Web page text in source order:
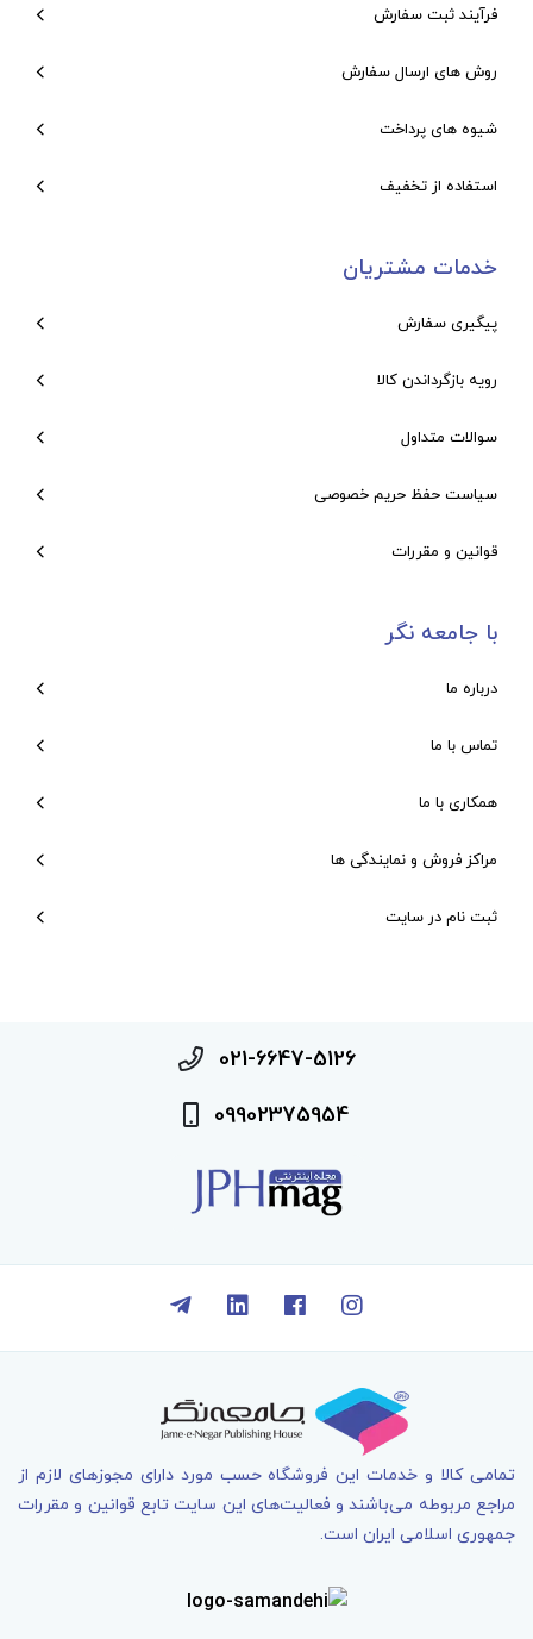
فرآیند ثبت سفارش
روش های ارسال سفارش
شیوه های پرداخت
استفاده از تخفیف
خدمات مشتریان
پیگیری سفارش
رویه بازگرداندن کالا
سوالات متداول
سیاست حفظ حریم خصوصی
قوانین و مقررات
با جامعه نگر
درباره ما
تماس با ما
همکاری با ما
مراکز فروش و نمایندگی ها
ثبت نام در سایت
021-6647-5126
09902375954
تمامی کالا و خدمات اين فروشگاه حسب مورد دارای مجوزهای لازم از
مراجع مربوطه می‌باشند و فعاليت‌های اين سايت تابع قوانين و مقررات
جمهوری اسلامی ايران است.